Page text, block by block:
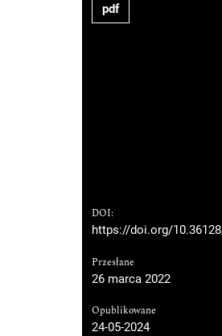
pdf
DOI:
https://doi.org/
Przesłane
26 marca 2022
Opublikowane
24-05-2024